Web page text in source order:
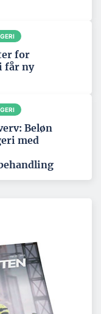
for
får ny
Beløn
med